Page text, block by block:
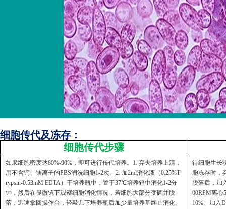
细胞传代及冻存：
细胞传代步骤
如果细胞密度达80%-90%，即可进行传代培养。1. 弃去培养上清，
用不含钙、镁离子的PBS润洗细胞1-2次。2. 加2ml消化液（0.25%T
rypsin-0.53mM EDTA）于培养瓶中，置于37℃培养箱中消化1-2分
钟，然后在显微镜下观察细胞消化情况，若细胞大部分变圆并脱
落，迅速拿回操作台，轻敲几下培养瓶后加少量培养基终止消化。
待细胞生长
胞冻存时，
脱落后，加
00RPM离心
10%。加入